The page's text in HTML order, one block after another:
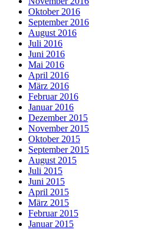
Oktober 2016
September 2016
August 2016
Juli 2016
Juni 2016
Mai 2016
April 2016
März 2016
Februar 2016
Januar 2016
Dezember 2015
November 2015
Oktober 2015
September 2015
August 2015
Juli 2015
Juni 2015
April 2015
März 2015
Februar 2015
Januar 2015